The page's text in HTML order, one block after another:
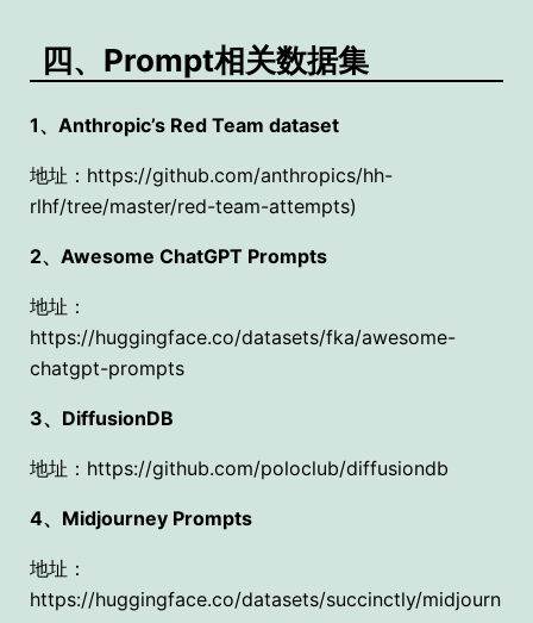
四、Prompt相关数据集
1、Anthropic’s Red Team dataset
地址：https://github.com/anthropics/hh-
rlhf/tree/master/red-team-attempts)
2、Awesome ChatGPT Prompts
地址：
https://huggingface.co/datasets/fka/awesome-
chatgpt-prompts
3、DiffusionDB
地址：https://github.com/poloclub/diffusiondb
4、Midjourney Prompts
地址：
https://huggingface.co/datasets/succinctly/midjourn